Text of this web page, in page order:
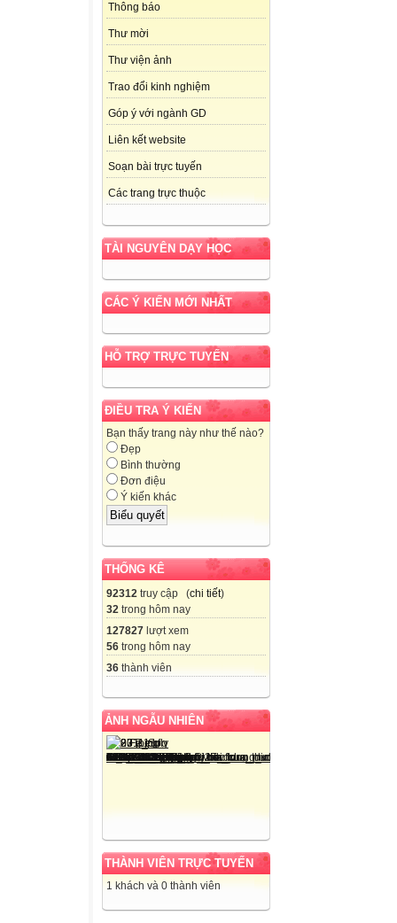
Thông báo
Thư mời
Thư viện ảnh
Trao đổi kinh nghiệm
Góp ý với ngành GD
Liên kết website
Soạn bài trực tuyến
Các trang trực thuộc
TÀI NGUYÊN DẠY HỌC
CÁC Ý KIẾN MỚI NHẤT
HỖ TRỢ TRỰC TUYẾN
ĐIỀU TRA Ý KIẾN
Bạn thấy trang này như thế nào?
Đẹp
Bình thường
Đơn điệu
Ý kiến khác
THỐNG KÊ
92312 truy cập (chi tiết)
32 trong hôm nay
127827 lượt xem
56 trong hôm nay
36 thành viên
ẢNH NGẪU NHIÊN
THÀNH VIÊN TRỰC TUYẾN
1 khách và 0 thành viên